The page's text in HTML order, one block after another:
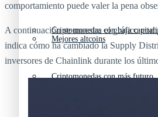
Criptomonedas con baja
Criptomonedas con más futuro
Mejores altcoins
comportamiento puede valer la pena
A continuación se muestra el gráfico
indica cómo ha cambiado la Supply
inversores de Chainlink durante los